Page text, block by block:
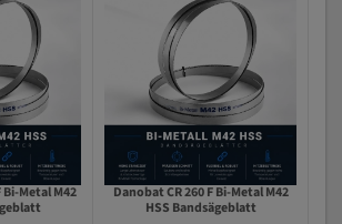
Bi-Metal M42
Danobat CR 260 F Bi-Metal M42
HSS Bandsägeblatt